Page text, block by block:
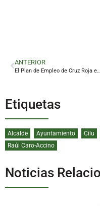
ANTERIOR
Etiquetas
Alcalde Ayuntamiento Cilu
Raúl Caro-Accino
Noticias